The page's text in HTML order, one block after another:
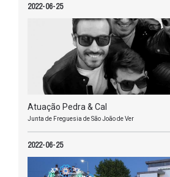
2022-06-25
Atuação Pedra & Cal
Junta de Freguesia de São João de Ver
2022-06-25